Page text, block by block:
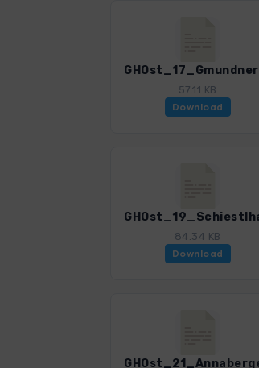
57.11 KB
Download
84.34 KB
Download